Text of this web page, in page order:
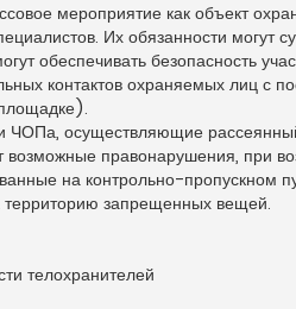
мероприятие как объект
Их обязанности могут
обеспечивать безопасность
контактов охраняемых лиц с
ЧОПа, осуществляющие
возможные правонарушения, при
на контрольно-пропускном
территорию запрещенных вещей.
телохранителей